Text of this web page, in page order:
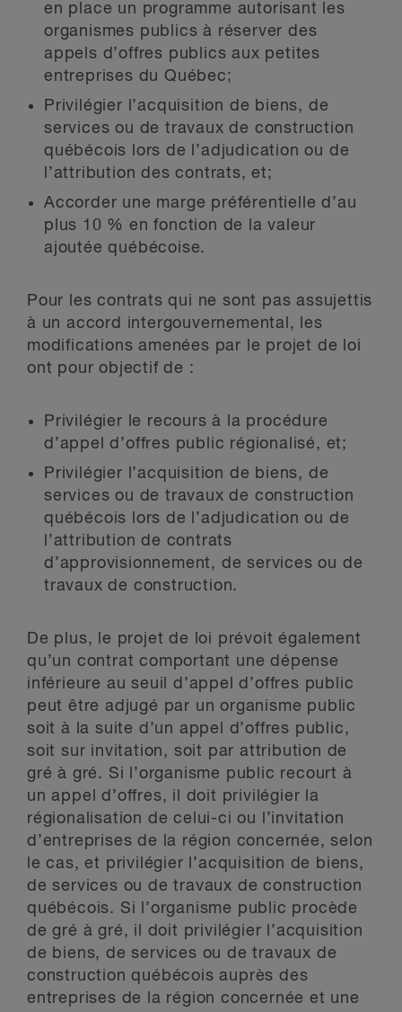
en place un programme autorisant les
organismes publics à réserver des
appels d’offres publics aux petites
entreprises du Québec;
Privilégier l’acquisition de biens, de
services ou de travaux de construction
québécois lors de l’adjudication ou de
l’attribution des contrats, et;
Accorder une marge préférentielle d’au
plus 10 % en fonction de la valeur
ajoutée québécoise.
Pour les contrats qui ne sont pas assujettis
à un accord intergouvernemental, les
modifications amenées par le projet de loi
ont pour objectif de :
Privilégier le recours à la procédure
d’appel d’offres public régionalisé, et;
Privilégier l’acquisition de biens, de
services ou de travaux de construction
québécois lors de l’adjudication ou de
l’attribution de contrats
d’approvisionnement, de services ou de
travaux de construction.
De plus, le projet de loi prévoit également
qu’un contrat comportant une dépense
inférieure au seuil d’appel d’offres public
peut être adjugé par un organisme public
soit à la suite d’un appel d’offres public,
soit sur invitation, soit par attribution de
gré à gré. Si l’organisme public recourt à
un appel d’offres, il doit privilégier la
régionalisation de celui-ci ou l’invitation
d’entreprises de la région concernée, selon
le cas, et privilégier l’acquisition de biens,
de services ou de travaux de construction
québécois. Si l’organisme public procède
de gré à gré, il doit privilégier l’acquisition
de biens, de services ou de travaux de
construction québécois auprès des
entreprises de la région concernée et une